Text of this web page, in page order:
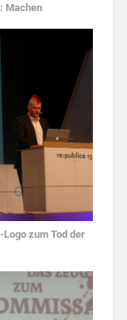
Machen
zum Tod der